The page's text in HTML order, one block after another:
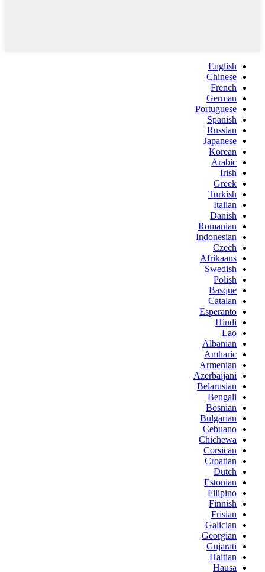
English
Chinese
French
German
Portuguese
Spanish
Russian
Japanese
Korean
Arabic
Irish
Greek
Turkish
Italian
Danish
Romanian
Indonesian
Czech
Afrikaans
Swedish
Polish
Basque
Catalan
Esperanto
Hindi
Lao
Albanian
Amharic
Armenian
Azerbaijani
Belarusian
Bengali
Bosnian
Bulgarian
Cebuano
Chichewa
Corsican
Croatian
Dutch
Estonian
Filipino
Finnish
Frisian
Galician
Georgian
Gujarati
Haitian
Hausa